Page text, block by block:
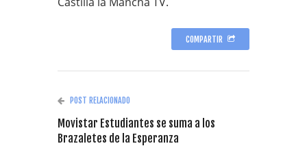
COMPARTIR
POST RELACIONADO
Movistar Estudiantes se suma a los
Brazaletes de la Esperanza